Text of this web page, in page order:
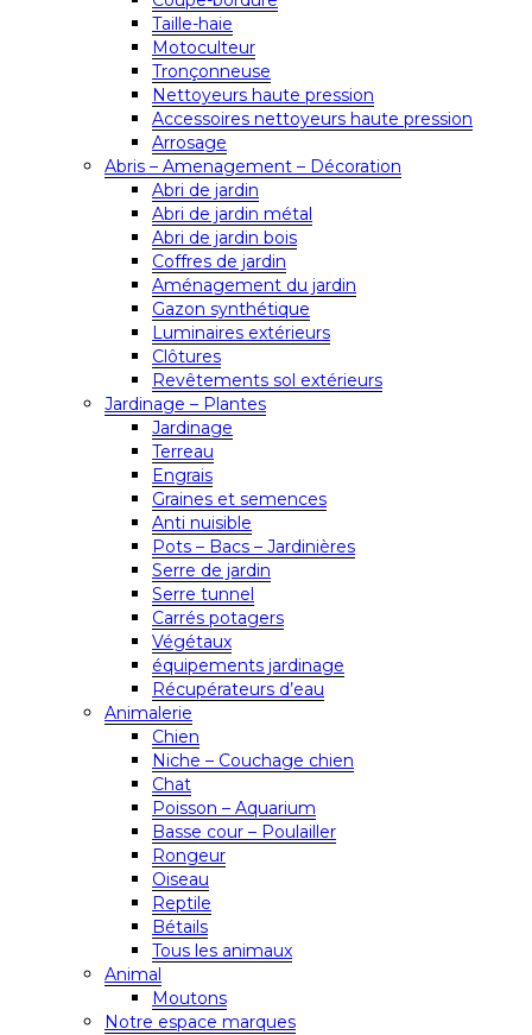
Taille-haie
Motoculteur
Tronçonneuse
Nettoyeurs haute pression
Accessoires nettoyeurs haute pression
Arrosage
Abris – Amenagement – Décoration
Abri de jardin
Abri de jardin métal
Abri de jardin bois
Coffres de jardin
Aménagement du jardin
Gazon synthétique
Luminaires extérieurs
Clôtures
Revêtements sol extérieurs
Jardinage – Plantes
Jardinage
Terreau
Engrais
Graines et semences
Anti nuisible
Pots – Bacs – Jardinières
Serre de jardin
Serre tunnel
Carrés potagers
Végétaux
équipements jardinage
Récupérateurs d’eau
Animalerie
Chien
Niche – Couchage chien
Chat
Poisson – Aquarium
Basse cour – Poulailler
Rongeur
Oiseau
Reptile
Bétails
Tous les animaux
Animal
Moutons
Notre espace marques